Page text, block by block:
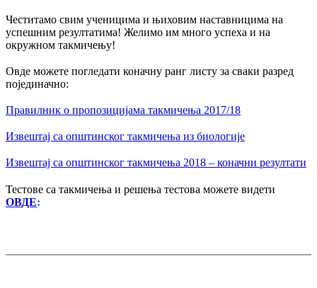
Честитамо свим ученицима и њиховим наставницима на
успешним резултатима! Желимо им много успеха и на
окружном такмичењу!
Овде можете погледати коначну ранг листу за сваки разред
појединачно:
Правилник о пропозицијама такмичења 2017/18
Извештај са општинског такмичења из биологије
Извештај са општинског такмичења 2018 – коначни резултати
Тестове са такмичења и решења тестова можете видети
ОВДЕ: